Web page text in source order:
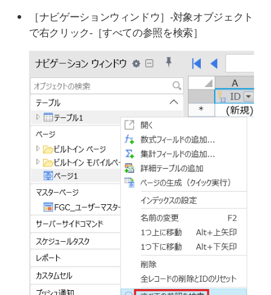
［ナビゲーションウィンドウ］-対象オブジェクト
で右クリック-［すべての参照を検索］